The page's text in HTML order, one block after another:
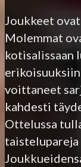
Joukkeet
Molemmat
kotisalissaan
voittaneet
kahdesti
Ottelussa